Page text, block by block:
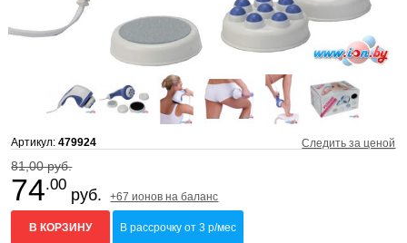
Артикул:479924 Следить за ценой
81,00 руб.
74.00
руб. +67 ионов на баланс
В КОРЗИНУ В рассрочку от 3 р/мес